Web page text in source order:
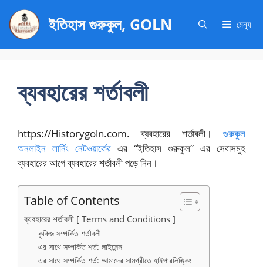
লেখায়
ইতিহাস গুরুকুল, GOLN মেন্যু
ব্যবহারের শর্তাবলী
https://Historygoln.com. ব্যবহারের শর্তাবলী। গুরুকুল
অনলাইন লার্নিং নেটওয়ার্কের এর “ইতিহাস গুরুকুল” এর সেবাসমুহ
ব্যবহারের আগে ব্যবহারের শর্তাবলী পড়ে নিন।
Table of Contents
ব্যবহারের শর্তাবলী [ Terms and Conditions ]
কুকিজ সম্পর্কিত শর্তাবলী
এর সাথে সম্পর্কিত শর্ত: লাইসেন্স
এর সাথে সম্পর্কিত শর্ত: আমাদের সামগ্রীতে হাইপারলিঙ্কিং